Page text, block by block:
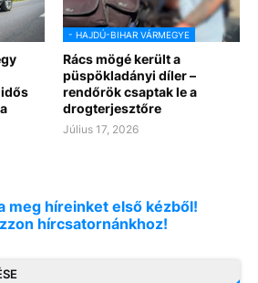
- HAJDÚ-BIHAR VÁRMEGYE
Rács mögé került a
püspökladányi díler –
rendőrök csaptak le a
drogterjesztőre
Július 17, 2026
meg híreinket első kézből!
hírcsatornánkhoz!